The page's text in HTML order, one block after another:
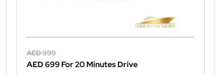
AED 999
AED 699For 20 Minutes Drive